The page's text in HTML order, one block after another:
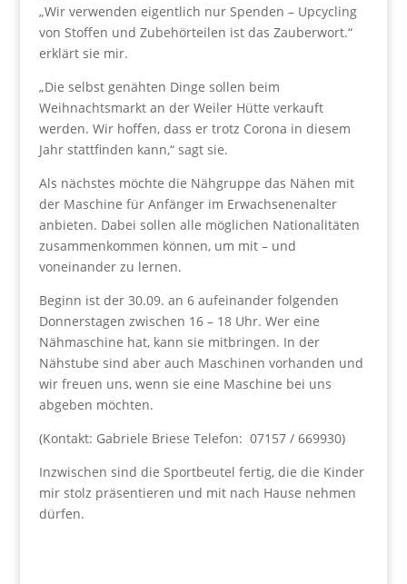
„Wir verwenden eigentlich nur Spenden – Upcycling
von Stoffen und Zubehörteilen ist das Zauberwort.“
erklärt sie mir.
„Die selbst genähten Dinge sollen beim
Weihnachtsmarkt an der Weiler Hütte verkauft
werden. Wir hoffen, dass er trotz Corona in diesem
Jahr stattfinden kann,“ sagt sie.
Als nächstes möchte die Nähgruppe das Nähen mit
der Maschine für Anfänger im Erwachsenenalter
anbieten. Dabei sollen alle möglichen Nationalitäten
zusammenkommen können, um mit – und
voneinander zu lernen.
Beginn ist der 30.09. an 6 aufeinander folgenden
Donnerstagen zwischen 16 – 18 Uhr. Wer eine
Nähmaschine hat, kann sie mitbringen. In der
Nähstube sind aber auch Maschinen vorhanden und
wir freuen uns, wenn sie eine Maschine bei uns
abgeben möchten.
(Kontakt: Gabriele Briese Telefon: 07157 / 669930)
Inzwischen sind die Sportbeutel fertig, die die Kinder
mir stolz präsentieren und mit nach Hause nehmen
dürfen.